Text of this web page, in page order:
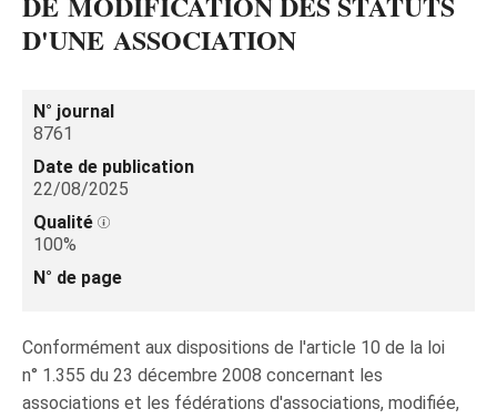
D'UNE ASSOCIATION
N° journal
8761
Date de publication
22/08/2025
Qualité
100%
N° de page
Conformément aux dispositions de l'article 10 de la loi
n° 1.355 du 23 décembre 2008 concernant les
associations et les fédérations d'associations, modifiée,